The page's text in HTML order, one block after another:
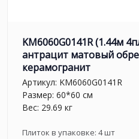
KM6060G0141R (1.44м
антрацит матовый
керамогранит
Артикул: KM6060G0141R
Размер: 60*60 см
Вес: 29.69 кг
Плиток в упаковке: 4шт